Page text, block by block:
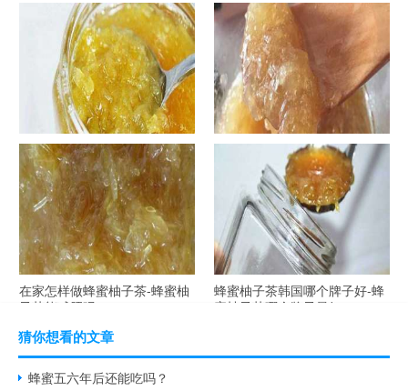
罐装蜂蜜柚子茶胖吗-蜂蜜柚子
茶喝了会发胖吗？
在家怎样做蜂蜜柚子茶-喝蜂蜜
柚子茶有哪些禁忌？
自制蜂蜜柚子茶-蜂蜜柚子茶最
容易做什么？
在家怎样做蜂蜜柚子茶-蜂蜜柚
子茶可以解酒吗？
在家怎样做蜂蜜柚子茶-蜂蜜柚
子茶能减肥吗？
蜂蜜柚子茶韩国哪个牌子好-蜂
蜜柚子茶哪个牌子最好？
猜你想看的文章
蜂蜜五六年后还能吃吗？